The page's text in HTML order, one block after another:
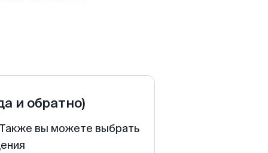
и обратно)
вы можете выбрать